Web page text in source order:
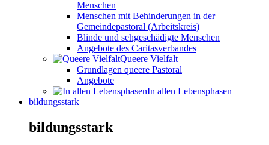
Menschen
Menschen mit Behinderungen in der
Gemeindepastoral (Arbeitskreis)
Blinde und sehgeschädigte Menschen
Angebote des Caritasverbandes
Queere Vielfalt
Grundlagen queere Pastoral
Angebote
In allen Lebensphasen
bildungsstark
bildungsstark